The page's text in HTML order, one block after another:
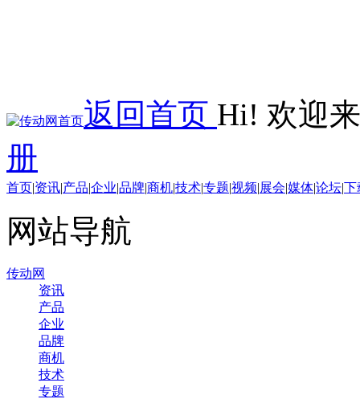
返回首页 Hi! 欢迎
册
首页|资讯|产品|企业|品牌|商机|技术|专题|视频|展会|媒体|论坛|下
网站导航
传动网
资讯
产品
企业
品牌
商机
技术
专题